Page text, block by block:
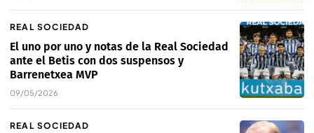
REAL SOCIEDAD
El uno por uno y notas de la Real Sociedad
ante el Betis con dos suspensos y
Barrenetxea MVP
09/05/2026
REAL SOCIEDAD